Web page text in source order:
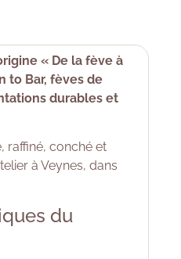
« De la fève à
to Bar, fèves de
durables et
raffiné, conché et
à Veynes, dans
du